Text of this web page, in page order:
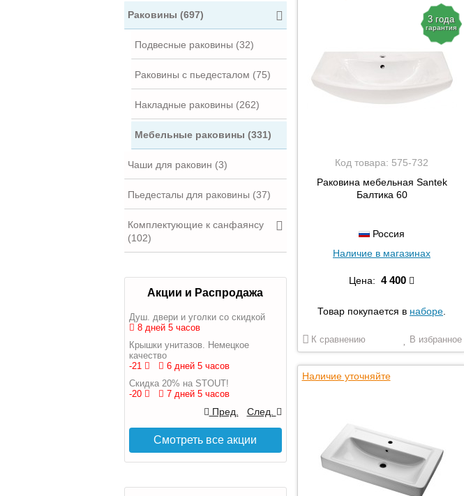
Раковины (697)
Подвесные раковины (32)
Раковины с пьедесталом (75)
Накладные раковины (262)
Мебельные раковины (331)
Чаши для раковин (3)
Пьедесталы для раковины (37)
Комплектующие к санфаянсу
(102)
Акции и Распродажа
Душ. двери и уголки со скидкой
8 дней 5 часов
Крышки унитазов. Немецкое
качество
-21
6 дней 5 часов
Скидка 20% на STOUT!
-20
7 дней 5 часов
Пред. След.
Смотреть все акции
Santek
Завод Универсал
(Новокузнецк)
Универсал
Эстет
Madera
3 года
гарантия
Код товара: 575-732
Раковина мебельная Santek
Балтика 60
Россия
Наличие в магазинах
Цена: 4 400
Товар покупается в наборе
К сравнению В избранное
Наличие уточняйте